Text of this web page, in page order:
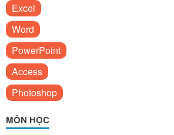
Excel
Word
PowerPoint
Access
Photoshop
MÔN HỌC